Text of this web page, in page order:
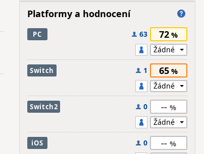
Platformy a hodnocení
PC 63 72
Switch 1 65
Switch2 0 --
iOS 0 --